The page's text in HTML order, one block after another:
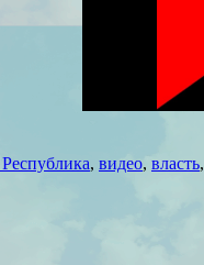
, видео, власть,